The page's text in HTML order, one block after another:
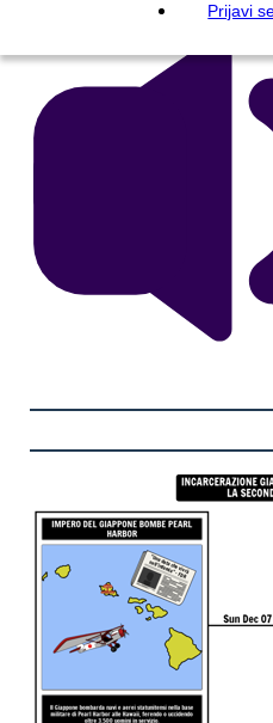
Prijavi